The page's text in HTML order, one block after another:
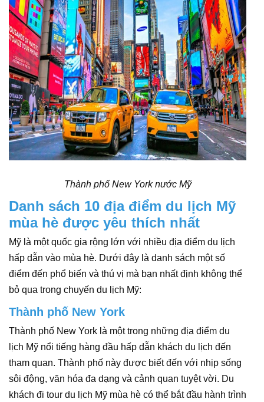
Thành phố New York nước Mỹ
Danh sách 10 địa điểm du lịch Mỹ
mùa hè được yêu thích nhất
Mỹ là một quốc gia rộng lớn với nhiều địa điểm du lịch
hấp dẫn vào mùa hè. Dưới đây là danh sách một số
điểm đến phổ biến và thú vị mà bạn nhất định không thể
bỏ qua trong chuyến du lịch Mỹ:
Thành phố New York
Thành phố New York là một trong những địa điểm du
lịch Mỹ nổi tiếng hàng đầu hấp dẫn khách du lịch đến
tham quan. Thành phố này được biết đến với nhịp sống
sôi động, văn hóa đa dạng và cảnh quan tuyệt vời. Du
khách đi tour du lịch Mỹ mùa hè có thể bắt đầu hành trình